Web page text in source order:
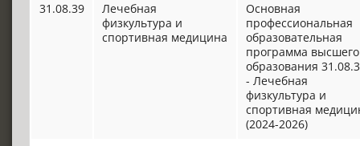
31.08.39
Лечебная
физкультура и
спортивная медицина
Основная
профессиональная
образовательная
программа высшего
образования
- Лечебная
физкультура и
спортивная
(2024-2026)